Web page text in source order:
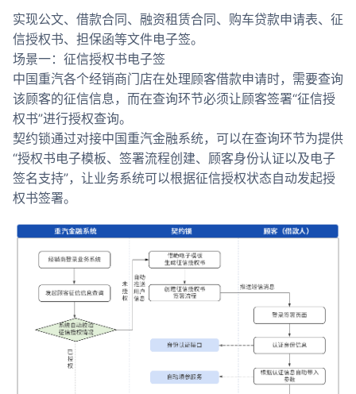
实现公文、借款合同、融资租赁合同、购车贷款申请表、征
信授权书、担保函等文件电子签。
场景一：征信授权书电子签
中国重汽各个经销商门店在处理顾客借款申请时，需要查询
该顾客的征信信息，而在查询环节必须让顾客签署“征信授
权书”进行授权查询。
契约锁通过对接中国重汽金融系统，可以在查询环节为提供
“授权书电子模板、签署流程创建、顾客身份认证以及电子
签名支持”，让业务系统可以根据征信授权状态自动发起授
权书签署。